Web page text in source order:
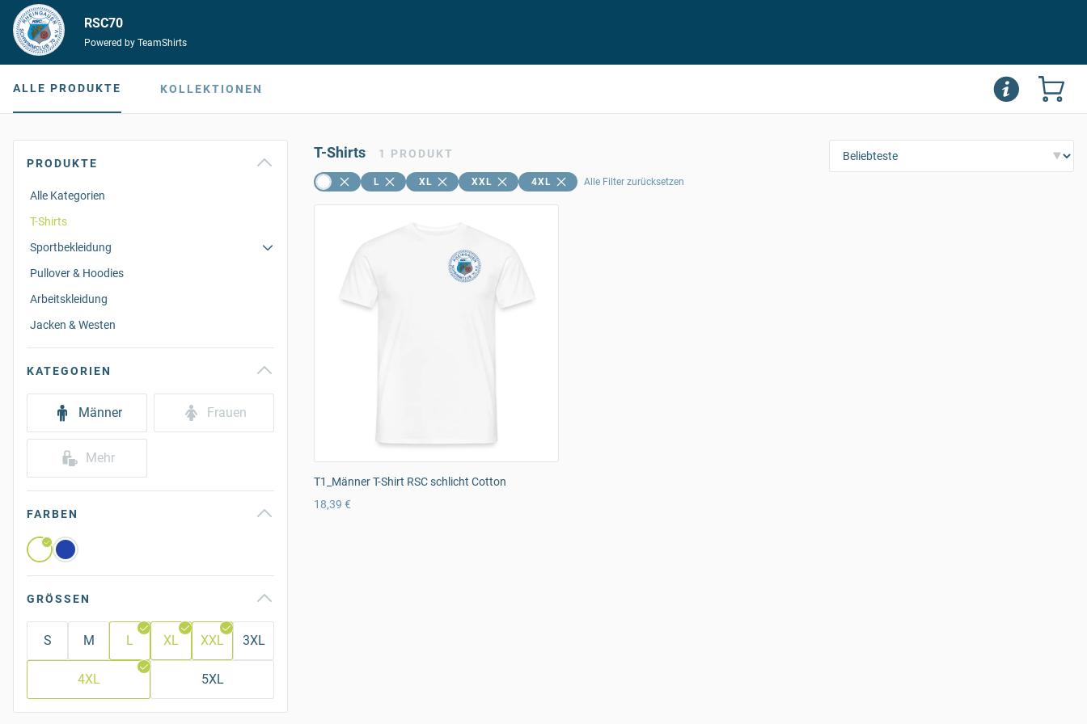
RSC70
Powered by TeamShirts
ALLE PRODUKTE KOLLEKTIONEN
PRODUKTE
Alle Kategorien
T-Shirts
Sportbekleidung
Pullover & Hoodies
Arbeitskleidung
Jacken & Westen
KATEGORIEN
Männer Frauen
Mehr
FARBEN
GRÖSSEN
S M L XL XXL 3XL
4XL 5XL
T-Shirts 1 PRODUKT
L XL XXL 4XL Alle Filter zurücksetzen
T1_Männer T-Shirt RSC schlicht Cotton
18,39 €